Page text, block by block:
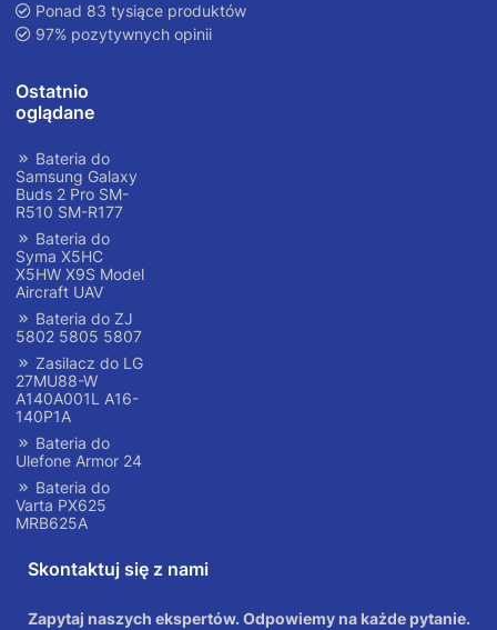
Ponad 83 tysiące produktów
97% pozytywnych opinii
Ostatnio
oglądane
Bateria do
Samsung Galaxy
Buds 2 Pro SM-
R510 SM-R177
Bateria do
Syma X5HC
X5HW X9S Model
Aircraft UAV
Bateria do ZJ
5802 5805 5807
Zasilacz do LG
27MU88-W
A140A001L A16-
140P1A
Bateria do
Ulefone Armor 24
Bateria do
Varta PX625
MRB625A
Skontaktuj się z nami
Zapytaj naszych ekspertów. Odpowiemy na każde pytanie.